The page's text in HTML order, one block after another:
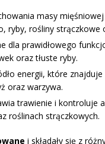
masy
ryby, rośliny strączkowe
dla prawidłowego
oraz tłuste ryby.
energii, które
oraz warzywa.
trawienie i kontroluje
roślinach strączkowych.
i składały się z